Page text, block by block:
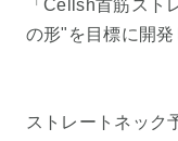
「Cellsh首筋スト
の形"を目標に開発
ストレートネック